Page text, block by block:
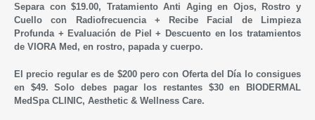
Separa con $19.00, Tratamiento Anti Aging en Ojos, Rostro y
Cuello con Radiofrecuencia + Recibe Facial de Limpieza
Profunda + Evaluación de Piel + Descuento en los tratamientos
de VIORA Med, en rostro, papada y cuerpo.
El precio regular es de $200 pero con Oferta del Día lo consigues
en $49. Solo debes pagar los restantes $30 en BIODERMAL
MedSpa CLINIC, Aesthetic & Wellness Care.